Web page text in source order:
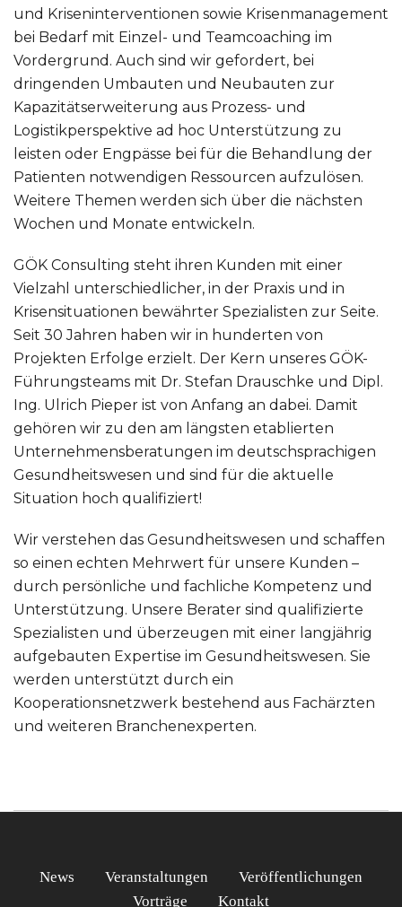
und Kriseninterventionen sowie Krisenmanagement
bei Bedarf mit Einzel- und Teamcoaching im
Vordergrund. Auch sind wir gefordert, bei
dringenden Umbauten und Neubauten zur
Kapazitätserweiterung aus Prozess- und
Logistikperspektive ad hoc Unterstützung zu
leisten oder Engpässe bei für die Behandlung der
Patienten notwendigen Ressourcen aufzulösen.
Weitere Themen werden sich über die nächsten
Wochen und Monate entwickeln.
GÖK Consulting steht ihren Kunden mit einer
Vielzahl unterschiedlicher, in der Praxis und in
Krisensituationen bewährter Spezialisten zur Seite.
Seit 30 Jahren haben wir in hunderten von
Projekten Erfolge erzielt. Der Kern unseres GÖK-
Führungsteams mit Dr. Stefan Drauschke und Dipl.
Ing. Ulrich Pieper ist von Anfang an dabei. Damit
gehören wir zu den am längsten etablierten
Unternehmensberatungen im deutschsprachigen
Gesundheitswesen und sind für die aktuelle
Situation hoch qualifiziert!
Wir verstehen das Gesundheitswesen und schaffen
so einen echten Mehrwert für unsere Kunden –
durch persönliche und fachliche Kompetenz und
Unterstützung. Unsere Berater sind qualifizierte
Spezialisten und überzeugen mit einer langjährig
aufgebauten Expertise im Gesundheitswesen. Sie
werden unterstützt durch ein
Kooperationsnetzwerk bestehend aus Fachärzten
und weiteren Branchenexperten.
News Veranstaltungen
Veröffentlichungen
Vorträge
Kontakt